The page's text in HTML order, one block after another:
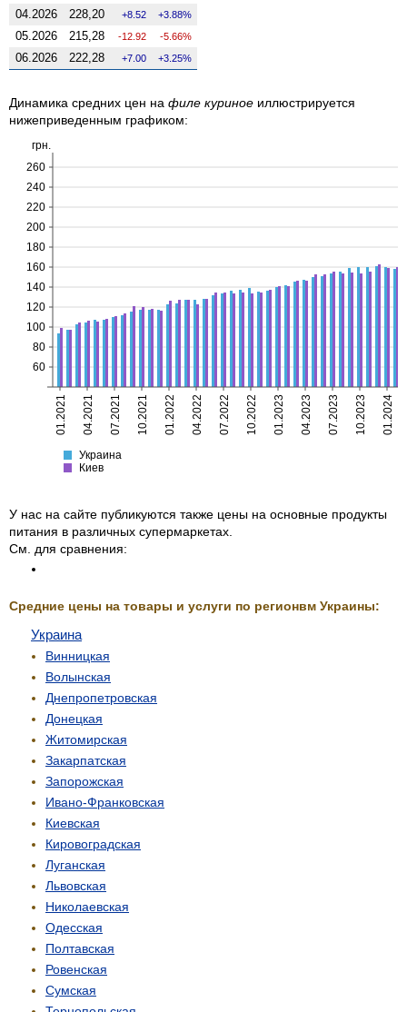
04.2026 228,20 8.52 3.88%
05.2026 215,28 -12.92 -5.66%
06.2026 222,28 7.00 3.25%
Динамика средних цен на филе куриное иллюстрируется
нижеприведенным графиком:
Украина
Киев
01.2021 04.2021 07.2021 10.2021 01.2022 04.2022 07.2022 10.2022 01.2023 04.2023 07.2023 10.2023 01.2024
60
80
100
120
140
160
180
200
220
240
260
грн.
Украина
Киев
У нас на сайте публикуются также цены на основные продукты
питания в различных супермаркетах.
См. для сравнения:
Средние цены на товары и услуги по регионвм Украины:
Украина
Винницкая
Волынская
Днепропетровская
Донецкая
Житомирская
Закарпатская
Запорожская
Ивано-Франковская
Киевская
Кировоградская
Луганская
Львовская
Николаевская
Одесская
Полтавская
Ровенская
Сумская